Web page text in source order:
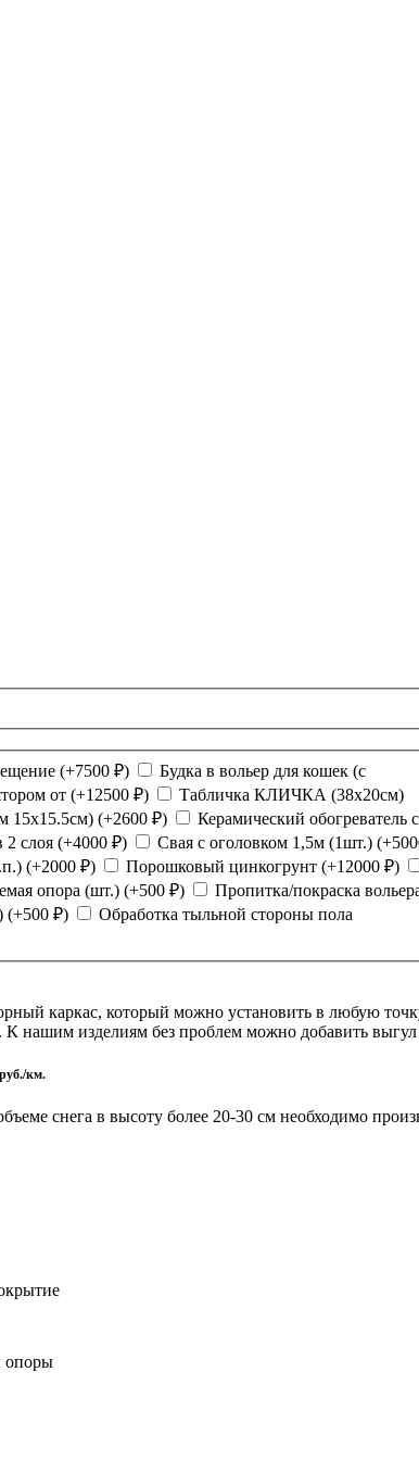
(+7500 ₽)
от (+12500 ₽)
15х15.5см) (+2600 ₽)
2 слоя (+4000 ₽) Свая с оголовком 1,5м (1шт.) (+
(+2000 ₽) Порошковый цинкогрунт (+12000 ₽)
опора (шт.) (+500 ₽)
(+500 ₽)
каркас, который можно установить в любую
К нашим изделиям без проблем можно добавить
км.
в высоту более 20-30 см необходимо
опоры